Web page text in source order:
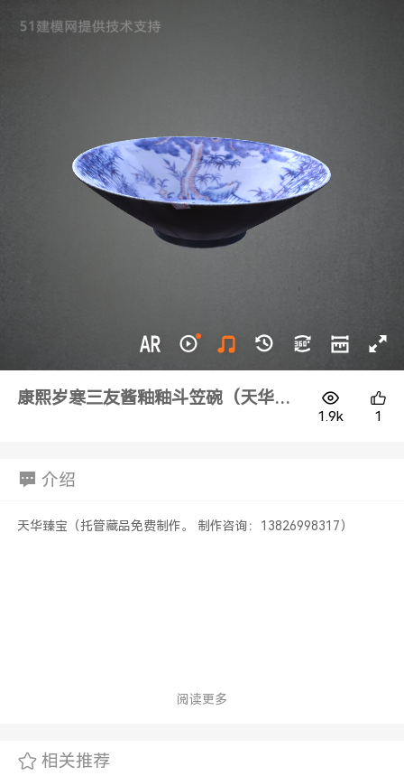
1688
康熙岁寒三友酱釉釉斗笠碗（天华臻宝）
1.9k 1
介绍
天华臻宝（托管藏品免费制作。 制作咨询：13826998317）
阅读更多
相关推荐